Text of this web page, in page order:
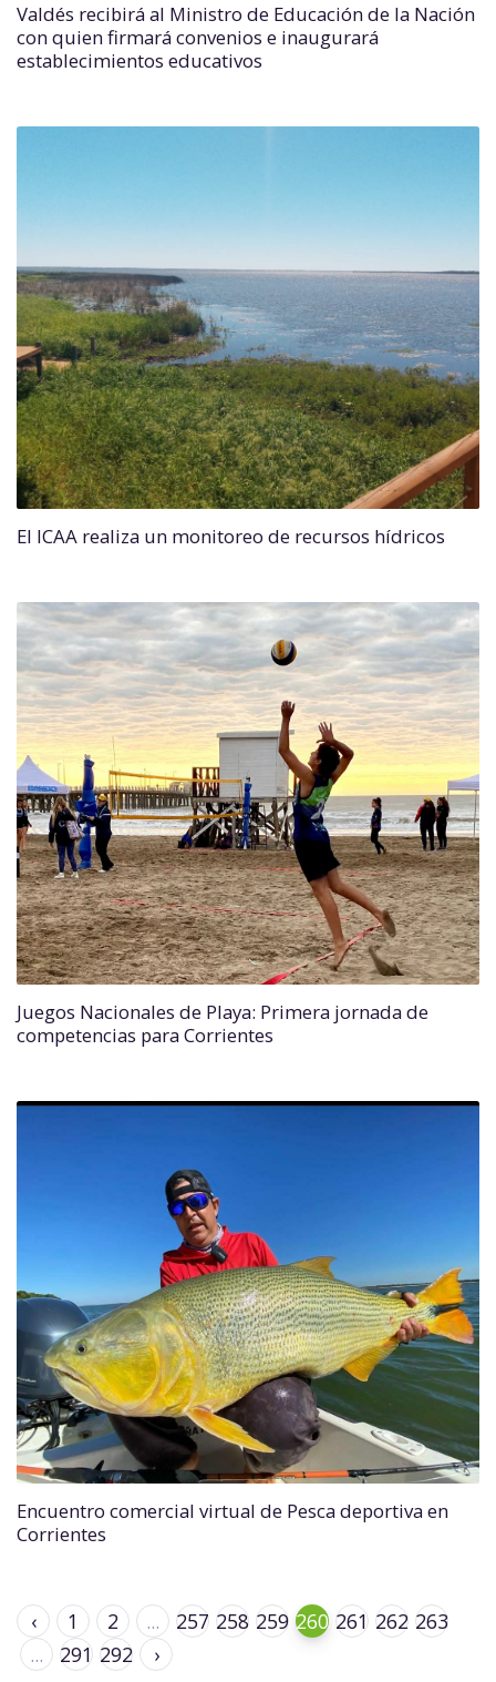
Valdés recibirá al Ministro de Educación de la Nación
con quien firmará convenios e inaugurará
establecimientos educativos
El ICAA realiza un monitoreo de recursos hídricos
Juegos Nacionales de Playa: Primera jornada de
competencias para Corrientes
Encuentro comercial virtual de Pesca deportiva en
Corrientes
‹ 1 2 ... 257 258 259 260 261 262 263
...
291 292 ›